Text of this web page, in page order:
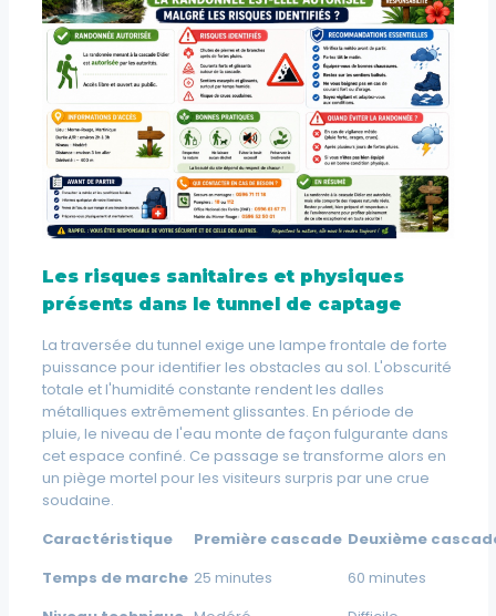
Les risques sanitaires et physiques
présents dans le tunnel de captage
La traversée du tunnel exige une lampe frontale de forte
puissance pour identifier les obstacles au sol. L'obscurité
totale et l'humidité constante rendent les dalles
métalliques extrêmement glissantes. En période de
pluie, le niveau de l'eau monte de façon fulgurante dans
cet espace confiné. Ce passage se transforme alors en
un piège mortel pour les visiteurs surpris par une crue
soudaine.
Caractéristique
Première cascade Deuxième
Temps de marche 25 minutes
60 minutes